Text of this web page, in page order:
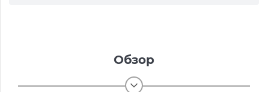
Обзор